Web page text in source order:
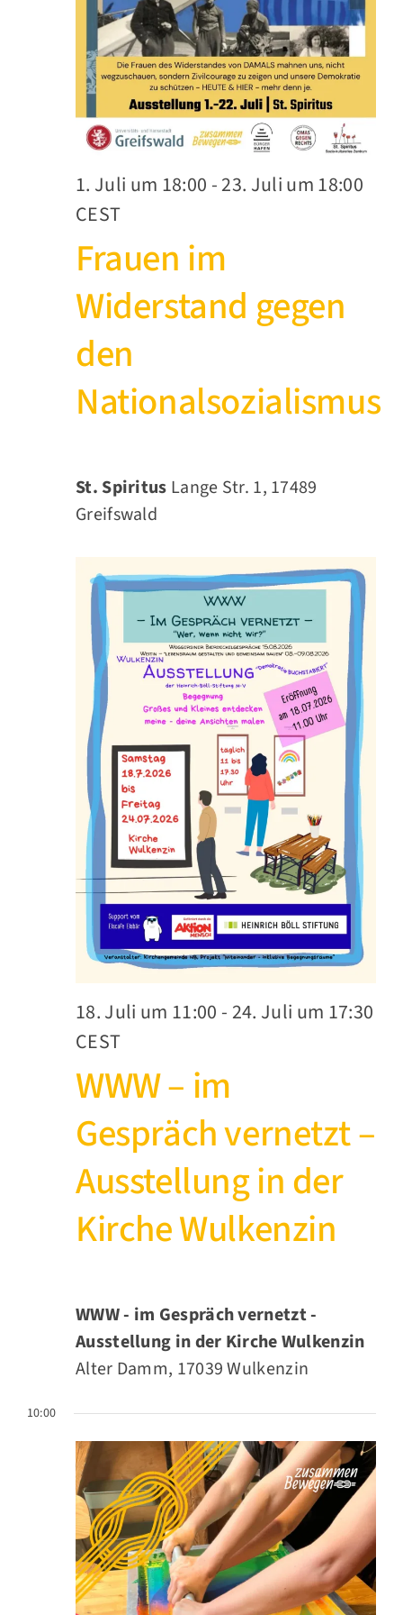
Frauen im
Widerstand gegen
den
Nationalsozialismus
1. Juli um 18:00 -23. Juli um 18:00
CEST
St. Spiritus Lange Str. 1, 17489
Greifswald
WWW – im
Gespräch vernetzt –
Ausstellung in der
Kirche Wulkenzin
18. Juli um 11:00 -24. Juli um 17:30
CEST
WWW - im Gespräch vernetzt -
Ausstellung in der Kirche Wulkenzin
Alter Damm, 17039 Wulkenzin
10:00